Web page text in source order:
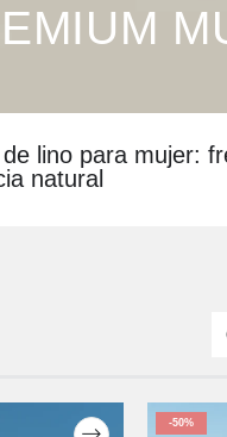
lino para mujer:
natural
-50%